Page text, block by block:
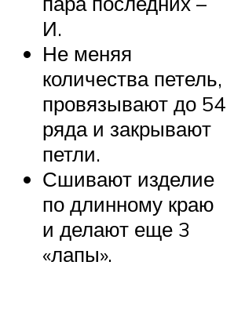
И.
Не меняя
количества петель,
провязывают до 54
ряда и закрывают
петли.
Сшивают изделие
по длинному краю
и делают еще 3
«лапы».